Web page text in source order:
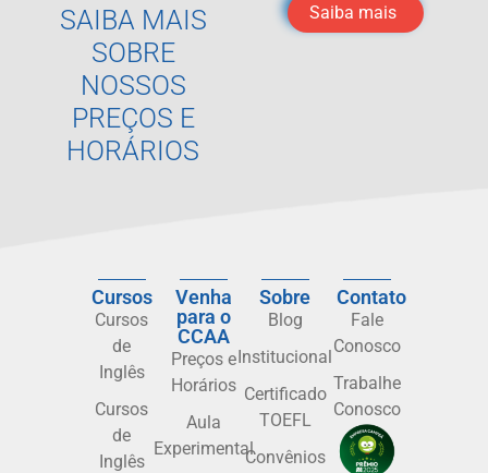
SAIBA MAIS
SOBRE
NOSSOS
PREÇOS E
HORÁRIOS
Saiba mais
Cursos
Cursos
de
Inglês
Cursos
de
Inglês
Venha
para o
CCAA
Preços e
Horários
Aula
Experimental
Sobre
Blog
Institucional
Certificado
TOEFL
Convênios
Contato
Fale
Conosco
Trabalhe
Conosco